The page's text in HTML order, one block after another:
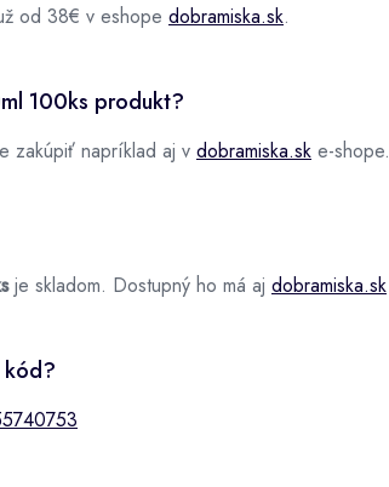
od 38€ v eshope dobramiska.sk.
100ks produkt?
zakúpiť napríklad aj v dobramiska.sk e-shope.
je skladom. Dostupný ho má aj dobramiska.sk
kód?